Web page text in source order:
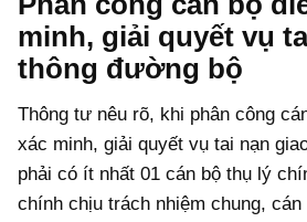
minh, giải quyết vụ
thông đường bộ
Thông tư nêu rõ, khi phân công
xác minh, giải quyết vụ tai nạn
phải có ít nhất 01 cán bộ thụ lý
chính chịu trách nhiệm chung,